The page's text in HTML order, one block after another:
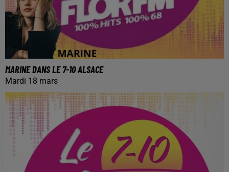
MARINE DANS LE 7-10 ALSACE
Mardi 18 mars